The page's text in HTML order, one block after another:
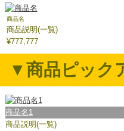
商品名
商品説明(一覧)
¥777,777
▼商品ピッ
商品名1
商品説明(一覧)